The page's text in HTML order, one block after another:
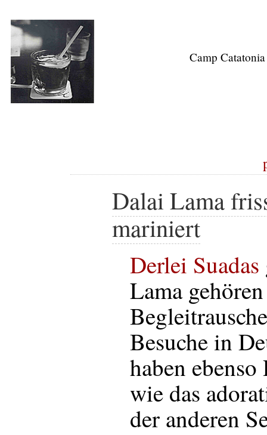
Camp Catatonia
Dalai Lama
mariniert
Derlei Suadas
Lama
Besuche in
haben
wie das
der anderen